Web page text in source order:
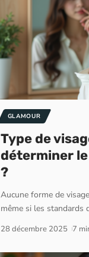
GLAMOUR
Type de
déterminer
?
Aucune forme de
même si les standards
28 décembre 2025 7